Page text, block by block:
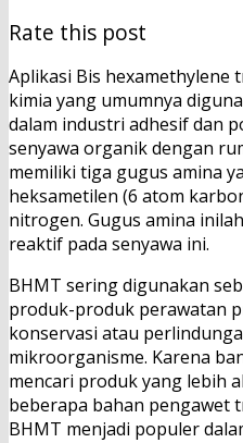
Rate this post
Aplikasi Bis hexamethylene
kimia yang umumnya
dalam industri adhesif dan
senyawa organik dengan
memiliki tiga gugus amina
heksametilen (6 atom
nitrogen. Gugus amina
reaktif pada senyawa ini.
BHMT sering digunakan
produk-produk perawatan
konservasi atau
mikroorganisme. Karena
mencari produk yang lebih
beberapa bahan pengawet
BHMT menjadi populer